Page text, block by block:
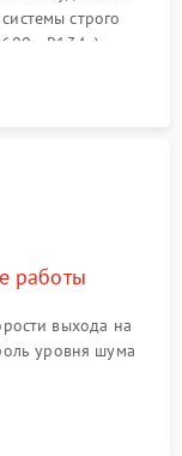
строго
R134a) по
в системе.
работы
выхода на
уровня шума
и корректного
оттайки.